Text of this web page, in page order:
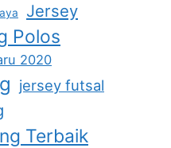
Jersey
Polos
2020
jersey futsal
Terbaik